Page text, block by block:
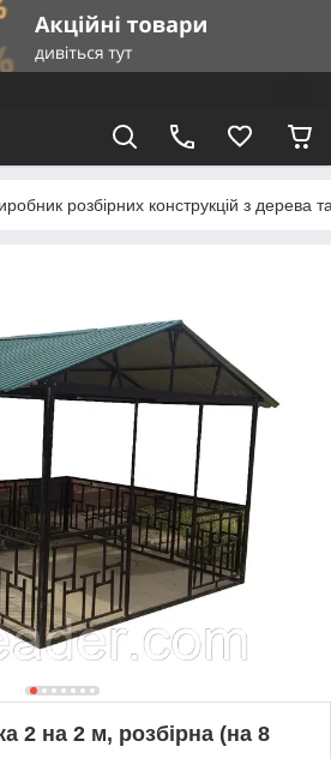
розбірних конструкцій з дерева
2 на 2 м, розбірна (на 8